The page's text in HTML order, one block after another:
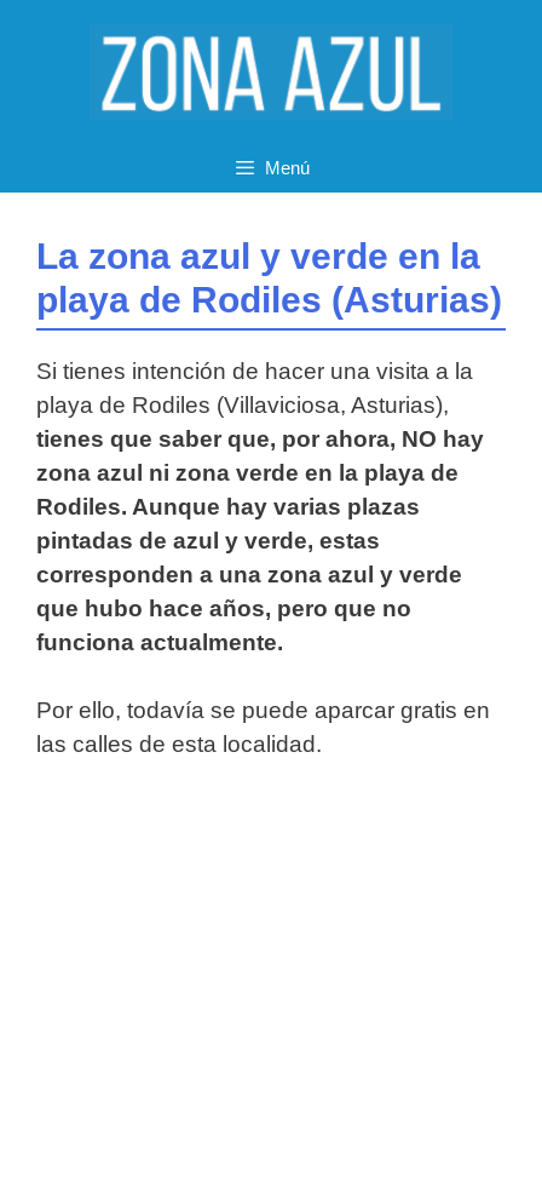
Menú
La zona azul y verde en la
playa de Rodiles (Asturias)
Si tienes intención de hacer una visita a la
playa de Rodiles (Villaviciosa, Asturias),
tienes que saber que, por ahora, NO hay
zona azul ni zona verde en la playa de
Rodiles. Aunque hay varias plazas
pintadas de azul y verde, estas
corresponden a una zona azul y verde
que hubo hace años, pero que no
funciona actualmente.
Por ello, todavía se puede aparcar gratis en
las calles de esta localidad.